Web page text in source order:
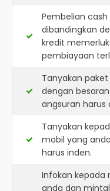
Pembelian
dibandingkan
kredit
pembiayaan
Tanyakan
dengan
angsuran harus
Tanyakan
mobil yang
harus inden.
Infokan kepada
anda dan